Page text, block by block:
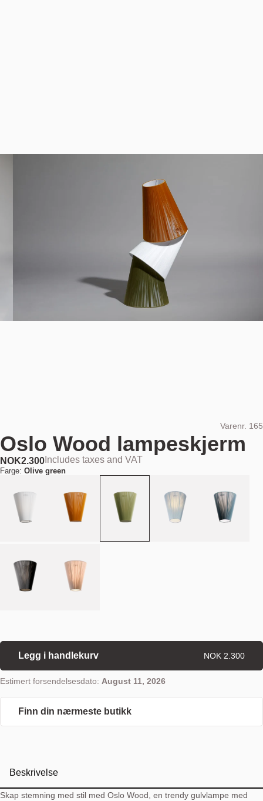
Varenr. 165
Oslo Wood lampeskjerm
NOK2.300 Includes taxes and VAT
Farge: Olive green
Legg i handlekurv NOK 2.300
Estimert forsendelsesdato: August 11, 2026
Finn din nærmeste butikk
Beskrivelse
Skap stemning med stil med Oslo Wood, en trendy gulvlampe med